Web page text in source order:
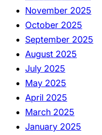
November 2025
October 2025
September 2025
August 2025
July 2025
May 2025
April 2025
March 2025
January 2025